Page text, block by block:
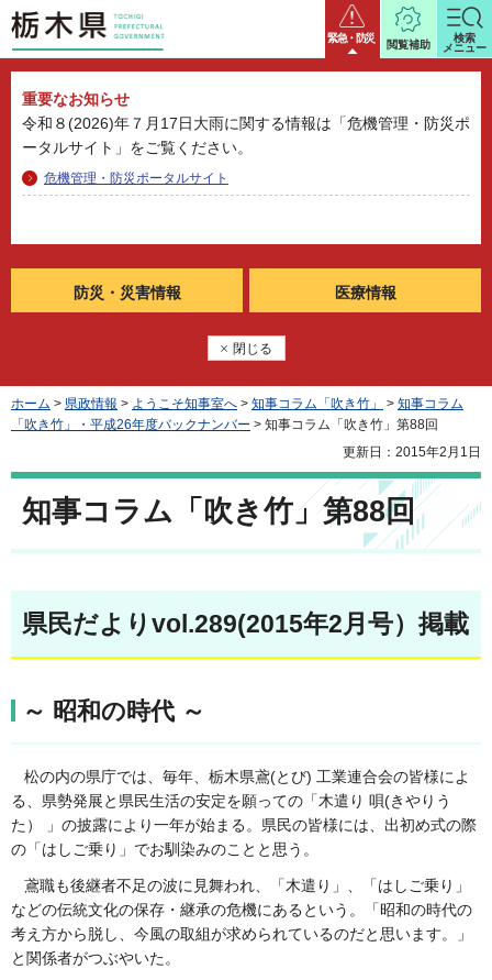
栃木県 緊急・防災
重要なお知らせ
令和８(2026)年７月17日大雨に関する情報は「危機管理・防災ポ
ータルサイト」をご覧ください。
危機管理・防災ポータルサイト
防災・ 災害情報 医療情報
閉じる
閲覧補助
検索
メニュー
ホーム > 県政情報 > ようこそ知事室へ > 知事コラム「吹き竹」 > 知事コラム
「吹き竹」・平成26年度バックナンバー > 知事コラム「吹き竹」第88回
更新日：2015年2月1日
知事コラム「吹き竹」第88回
県民だよりvol.289(2015年2月号）掲載
～ 昭和の時代 ～
松の内の県庁では、毎年、栃木県鳶(とび) 工業連合会の皆様によ
る、県勢発展と県民生活の安定を願っての「木遣り 唄(きやり う
た） 」の披露により一年が始ま る。県民の皆様には、出初め式の際
の「はしご乗り」でお馴染みのことと思う。
鳶職も後継者不足の波に見舞われ、「木遣り」、「はしご乗り」
などの伝統文化の保存・継承の危機にあるという。「昭和の時代の
考え方から脱し、今風の取組が求められているのだと思います。」
と関係者がつぶやいた。